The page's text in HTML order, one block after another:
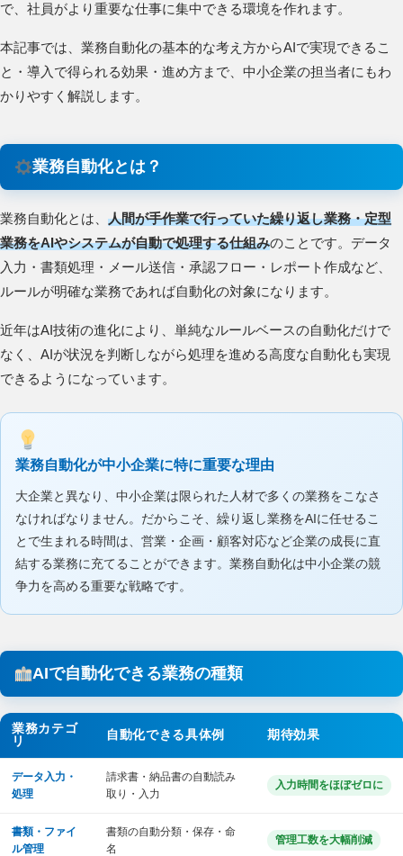
で、社員がより重要な仕事に集中できる環境を作れます。
本記事では、業務自動化の基本的な考え方からAIで実現できるこ
と・導入で得られる効果・進め方まで、中小企業の担当者にもわ
かりやすく解説します。
業務自動化とは？
業務自動化とは、 人間が手作業で行っていた繰り返し業務・定型
業務をAIやシステムが自動で処理する仕組みのことです。データ
入力・書類処理・メール送信・承認フロー・レポート作成など、
ルールが明確な業務であれば自動化の対象になります。
近年はAI技術の進化により、単純なルールベースの自動化だけで
なく、AIが状況を判断しながら処理を進める高度な自動化も実現
できるようになっています。
業務自動化が中小企業に特に重要な理由
大企業と異なり、中小企業は限られた人材で多くの業務をこなさ
なければなりません。だからこそ、繰り返し業務をAIに任せるこ
とで生まれる時間は、営業・企画・顧客対応など企業の成長に直
結する業務に充てることができます。業務自動化は中小企業の競
争力を高める重要な戦略です。
AIで自動化できる業務の種類
業務カテゴ
リ
自動化できる具体例 期待効果
データ入力・
処理
請求書・納品書の自動読み
取り・入力
入力時間をほぼゼロに
書類・ファイ
ル管理
書類の自動分類・保存・命
名
管理工数を大幅削減